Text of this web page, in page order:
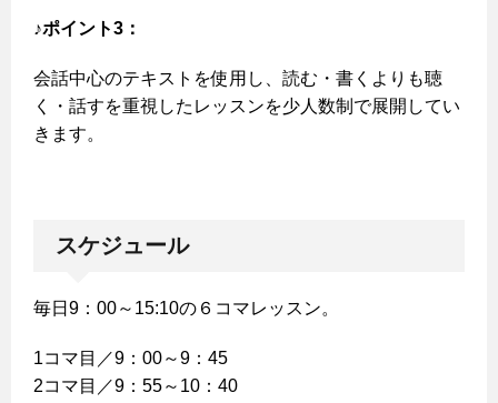
♪ポイント3：
会話中心のテキストを使用し、読む・書くよりも聴
く・話すを重視したレッスンを少人数制で展開してい
きます。
スケジュール
毎日9：00～15:10の６コマレッスン。
1コマ目／9：00～9：45
2コマ目／9：55～10：40